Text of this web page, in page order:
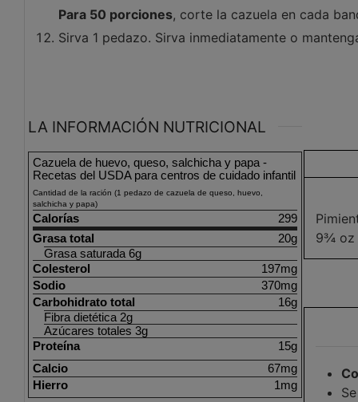
Para 50 porciones, corte la cazuela en cada
Sirva 1 pedazo. Sirva inmediatamente o
LA INFORMACIÓN NUTRICIONAL
Cazuela de huevo, queso, salchicha y papa -
Recetas del USDA para centros de cuidado infantil
Cantidad de la ración (1 pedazo de cazuela de queso, huevo,
salchicha y papa)
Calorías
299
Grasa total
20g
Grasa saturada 6g
Colesterol
197mg
Sodio
370mg
Carbohidrato total
16g
Fibra dietética 2g
Azúcares totales 3g
Proteína
15g
Calcio
67mg
Hierro
1mg
9¾ oz